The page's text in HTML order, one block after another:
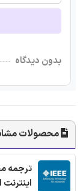
بدون دیدگاه
محصولات
اینترنت